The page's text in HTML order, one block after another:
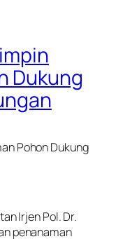
Dukung
Pohon Dukung
Irjen Pol. Dr.
penanaman